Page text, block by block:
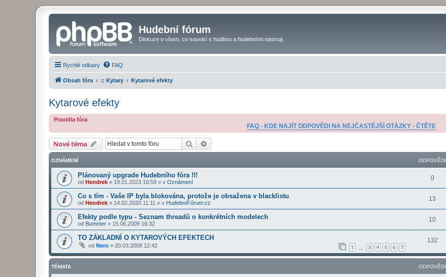
Hudební fórum
Diskuze o všem, co souvisí s hudbou a hudebními nástroji.
Rychlé odkazy FAQ
Obsah fóra :: Kytary Kytarové efekty
Kytarové efekty
Pravidla fóra
FAQ - KDE NAJÍT ODPOVĚDI NA NEJČASTĚJŠÍ OTÁZKY - ČTĚTE
Nové téma Hledat
OZNÁMENÍ ODPOVĚDI
Plánovaný upgrade Hudebního fóra !!!
od Hendrek » 19.01.2023 10:59 » v Oznámení
0
Co s tím - Vaše IP byla blokována, protože je obsažena v blacklistu
od Hendrek » 14.02.2020 11:11 » v HudebníFórum.cz
13
Efekty podle typu - Seznam threadů o konkrétních modelech
od Bummer » 15.06.2009 16:32
10
TO ZÁKLADNÍ O KYTAROVÝCH EFEKTECH
od Nero » 20.03.2008 12:42 1 3 4 5 6 7
132
TÉMATA ODPOVĚDI